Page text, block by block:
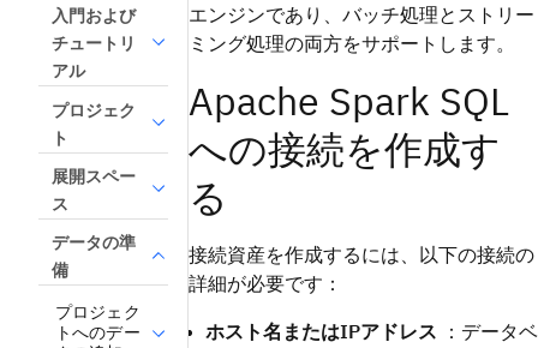
入門および
チュートリ
アル
プロジェク
ト
展開スペー
ス
データの準
備
プロジェク
トへのデー
エンジンであり、バッチ処理とストリー
ミング処理の両方をサポートします。
Apache Spark SQL
への接続を作成す
る
接続資産を作成するには、以下の接続の
詳細が必要です：
ホスト名またはIPアドレス ：データベ